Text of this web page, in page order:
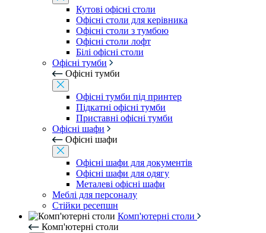
Кутові офісні столи
Офісні столи для керівника
Офісні столи з тумбою
Офісні столи лофт
Білі офісні столи
Офісні тумби
Офісні тумби
Офісні тумби під принтер
Підкатні офісні тумби
Приставні офісні тумби
Офісні шафи
Офісні шафи
Офісні шафи для документів
Офісні шафи для одягу
Металеві офісні шафи
Меблі для персоналу
Стійки ресепшн
Комп'ютерні столи
Комп'ютерні столи